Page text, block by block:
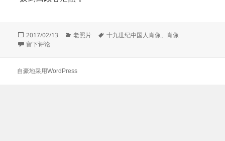
发
布
2017/02/13
分
老照片
标
十九世纪中国人肖像、 肖像
于拔剑四顾心茫然
留下评论
自豪地采用WordPress